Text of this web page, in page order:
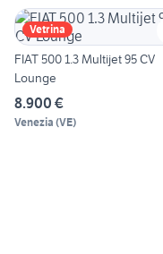
Vetrina
FIAT 500 1.3 Multijet 95 CV
Lounge
8.900 €
Venezia (VE)